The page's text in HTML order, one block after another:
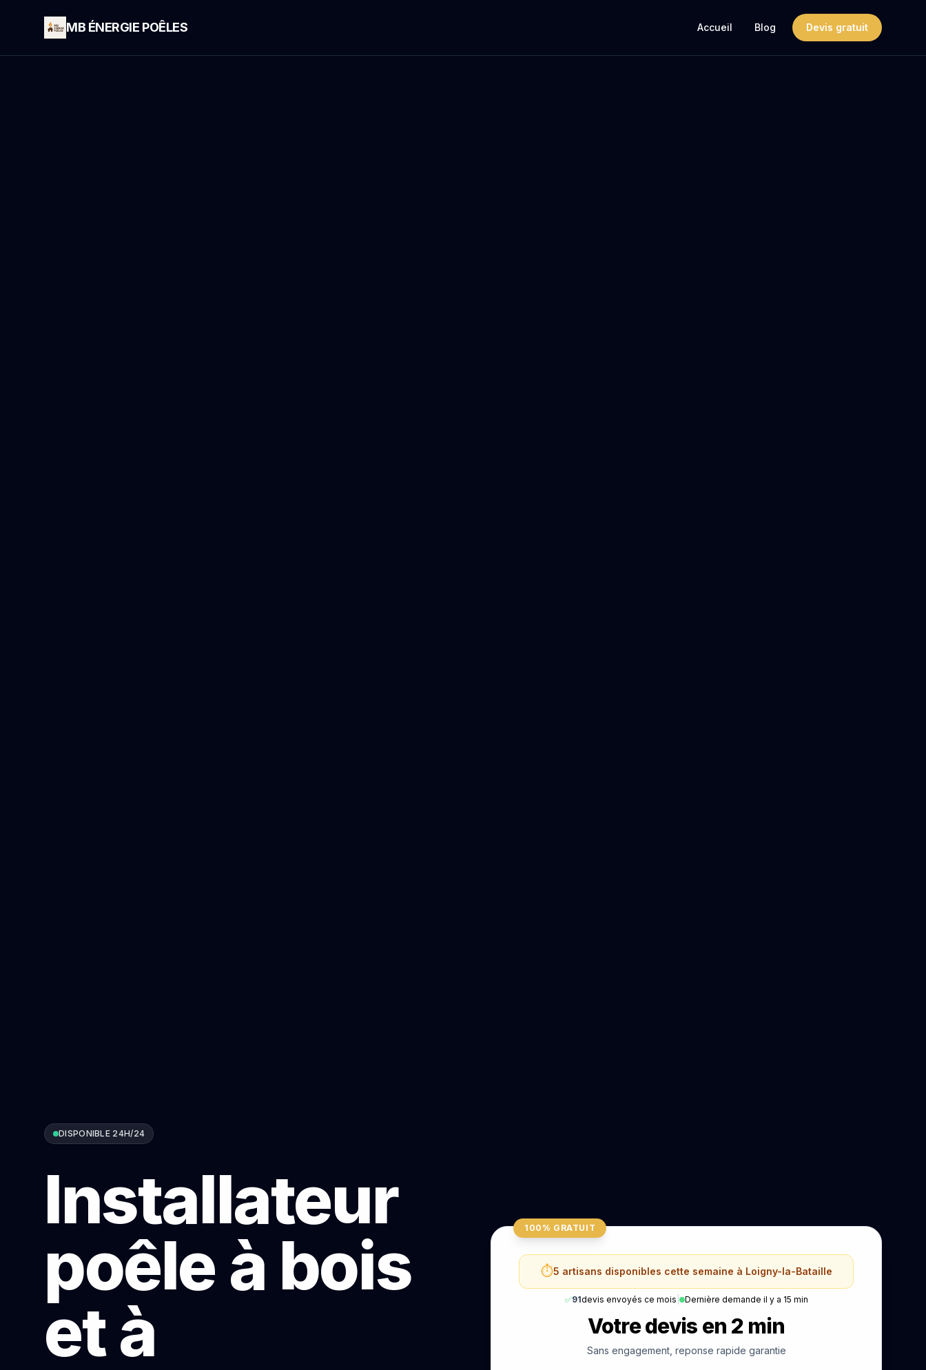
MB ÉNERGIE POÊLES Accueil Blog Devis gratuit
DISPONIBLE 24H/24
Installateur
poêle à bois
et à
100% GRATUIT
⏱️5 artisans disponibles cette semaine à Loigny-la-Bataille
✅91devis envoyés ce mois Dernière demande il y a 15 min
Votre devis en 2 min
Sans engagement, reponse rapide garantie